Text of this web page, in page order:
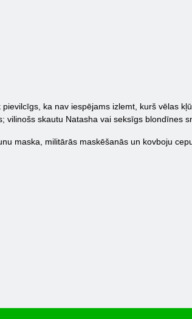
ka nav iespējams izlemt, kurš vēlas
vilinošs skautu Natasha vai seksīgs blondīnes
maska, militārās maskēšanās un kovboju